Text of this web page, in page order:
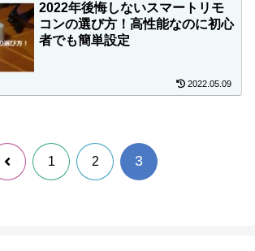
2022年後悔しないスマートリモ
コンの選び方！高性能なのに初心
者でも簡単設定
2022.05.09
前 1 2 3